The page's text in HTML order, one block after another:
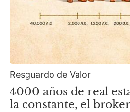
Resguardo de Valor
4000 años de real
la constante, el